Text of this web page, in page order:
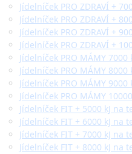
Jídelníček PRO ZDRAVÍ +
Jídelníček PRO ZDRAVÍ +
Jídelníček PRO ZDRAVÍ +
Jídelníček PRO ZDRAVÍ +
Jídelníček PRO MÁMY
Jídelníček PRO MÁMY
Jídelníček PRO MÁMY
Jídelníček PRO MÁMY
Jídelníček FIT + 5000 kJ na
Jídelníček FIT + 6000 kJ na
Jídelníček FIT + 7000 kJ na
Jídelníček FIT + 8000 kJ na